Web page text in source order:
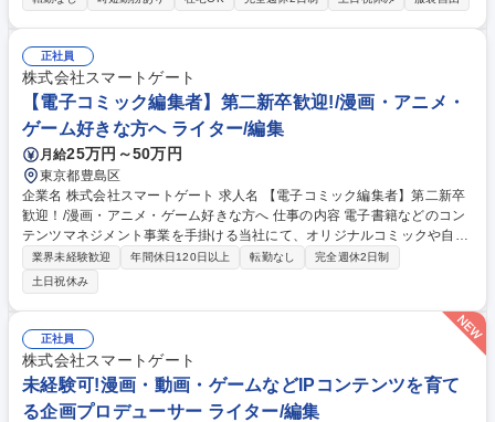
リエイター（漫画家、原作者）とのスケジュール調整 ■クリエイター（漫
画家、原作者）のスカウト■掲載コミック企画の立案 ■企画の方針や構成
などの検討 ■配信データ入稿の補助 ■作品のデータ整理 ■市場調査 ■SNS
運用 ■販促資料の作成 ※男性向け/女性向け/TLなどご関心のある業務に従
事いただけるポジションをご提供します 募集職種 【漫画編集者(未経験者
枠)】DMMグループ/正社員登用実績100％
正社員
株式会社スマートゲート
【電子コミック編集者】第二新卒歓迎!/漫画・アニメ・
ゲーム好きな方へ ライター/編集
月給25万円～50万円
東京都豊島区
企業名 株式会社スマートゲート 求人名 【電子コミック編集者】第二新卒
歓迎！/漫画・アニメ・ゲーム好きな方へ 仕事の内容 電子書籍などのコン
テンツマネジメント事業を手掛ける当社にて、オリジナルコミックや自社I
Pの制作増加に伴い、新たに編集者を募集します。漫画家やシナリオ作家
と共に作品を作るディレクション業務をお任せ。 【編集業務】■原稿のデ
ィレクション（チェック／赤入れ）■漫画家／取引先との連絡業務■制作ラ
インの整備／構築■複数案件の進行管理 【商品企画業務】■市場リサーチ■
商品の売上分析■新規の商品企画■新規開拓業務（メーカー／サークル／漫
画家・クリエイターなど） ※その他、自社IP作品の企画提案／進行、コミ
ック以外のコンテンツ制作なども行います。 募集職種 【電子コミック編
集者】第二新卒歓迎！/漫画・アニメ・ゲーム好きな方へ
業界未経験歓迎 年間休日120日以上 転勤なし
完全週休2日制
土日祝休み
正社員
株式会社スマートゲート
未経験可!漫画・動画・ゲームなどIPコンテンツを育て
る企画プロデューサー ライター/編集